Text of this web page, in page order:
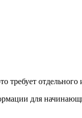
требует отдельного
для